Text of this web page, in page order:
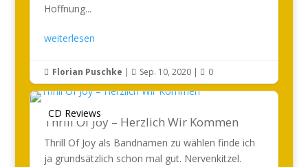
Hoffnung...
weiterlesen
 Florian Puschke |  Sep. 10, 2020|  0
CD Reviews
Thrill Of Joy – Herzlich Wir Kommen
Thrill Of Joy als Bandnamen zu wählen finde ich
ja grundsätzlich schon mal gut. Nervenkitzel.